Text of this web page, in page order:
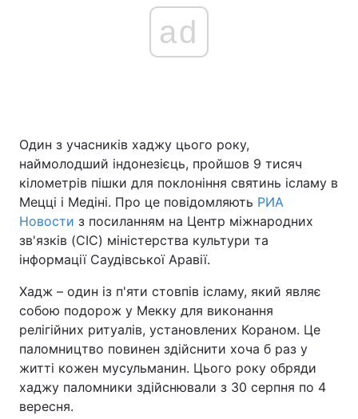
Головна Війна
Україна
Економіка Світ
Техно і зв'язок Лайт
Зброя
ad
Один з учасників хаджу цього року,
наймолодший індонезієць, пройшов 9 тисяч
кілометрів пішки для поклоніння святинь ісламу в
Мецці і Медіні. Про це повідомляють РИА
Новости з посиланням на Центр міжнародних
зв'язків (CIC) міністерства культури та
інформації Саудівської Аравії.
Хадж – один із п'яти стовпів ісламу, який являє
собою подорож у Мекку для виконання
релігійних ритуалів, установлених Кораном. Це
паломництво повинен здійснити хоча б раз у
житті кожен мусульманин. Цього року обряди
хаджу паломники здійснювали з 30 серпня по 4
вересня.